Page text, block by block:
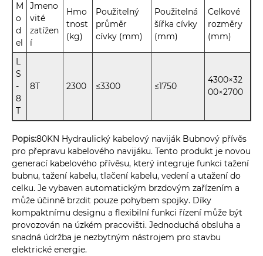
M
o
d
el
Jmeno
vité
zatížen
í
Hmo
tnost
(kg)
Použitelný
průměr
cívky (mm)
Použitelná
šířka cívky
(mm)
Celkové
rozměry
(mm)
L
S
-
8
T
8T 2300 ≤3300 ≤1750
4300×32
00×2700
Popis:80KN Hydraulický kabelový naviják Bubnový přívěs
pro přepravu kabelového navijáku. Tento produkt je novou
generací kabelového přívěsu, který integruje funkci tažení
bubnu, tažení kabelu, tlačení kabelu, vedení a utažení do
celku. Je vybaven automatickým brzdovým zařízením a
může účinně brzdit pouze pohybem spojky. Díky
kompaktnímu designu a flexibilní funkci řízení může být
provozován na úzkém pracovišti. Jednoduchá obsluha a
snadná údržba je nezbytným nástrojem pro stavbu
elektrické energie.